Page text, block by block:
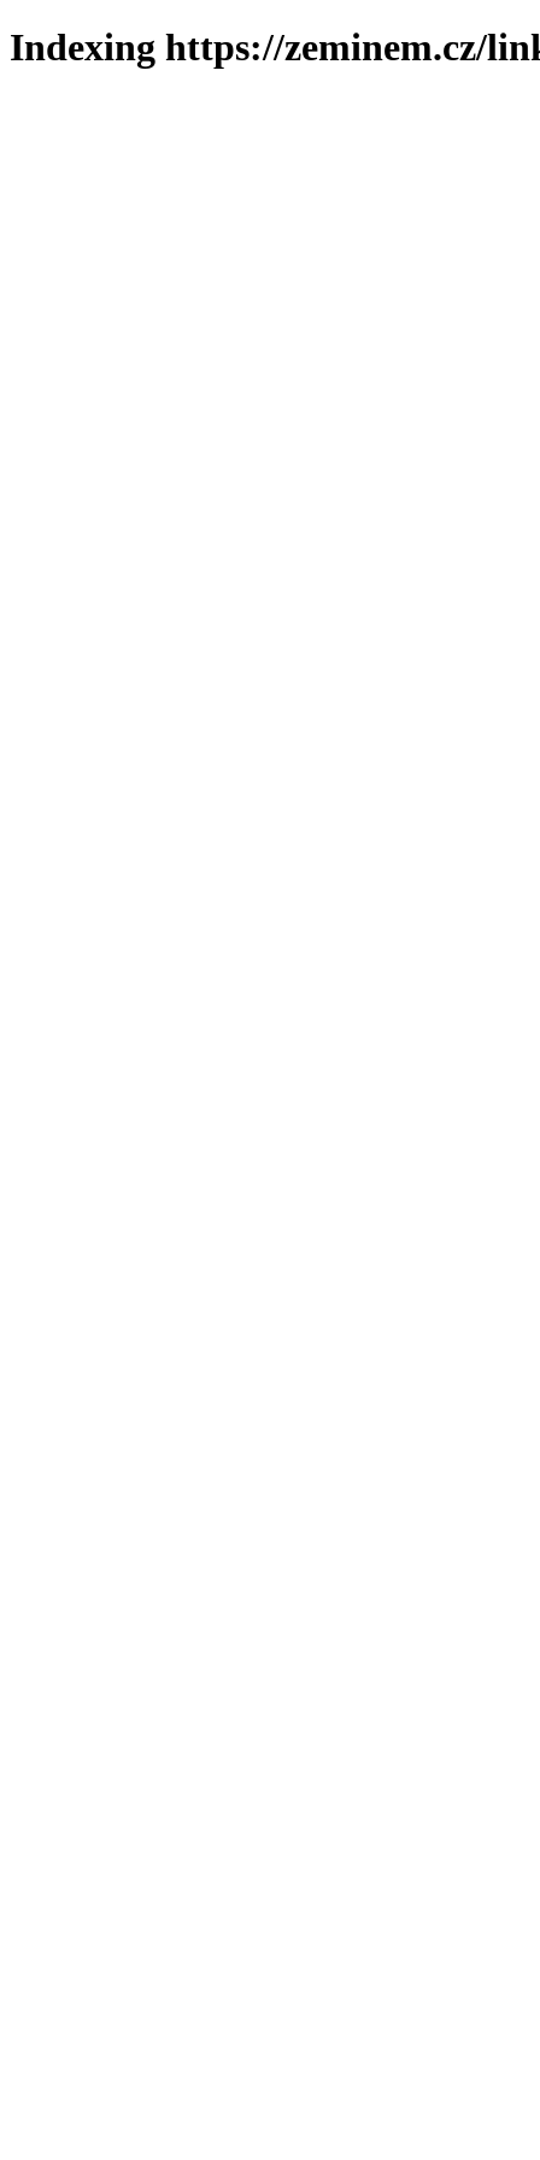
Indexing https://zeminem.cz/